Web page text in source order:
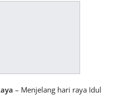
– Menjelang hari raya Idul